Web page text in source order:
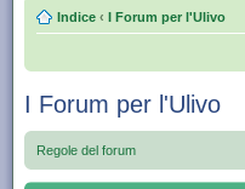
Indice ‹ I Forum per l'Ulivo
I Forum per l'Ulivo
Regole del forum